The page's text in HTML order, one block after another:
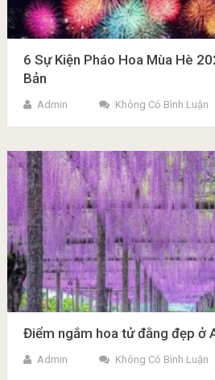
6 Sự Kiện Pháo Hoa Mùa Hè
Bản
Admin Không Có Bình Luận
Điểm ngắm hoa tử đằng đẹp ở
Admin Không Có Bình Luận